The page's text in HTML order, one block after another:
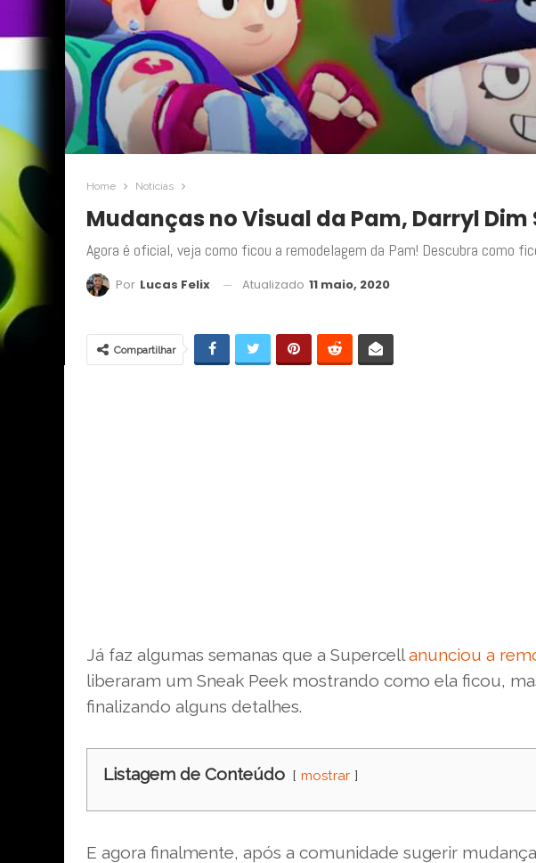
Home Noticias
Mudanças no Visual da Pam, Darryl Dim
Agora é oficial, veja como ficou a remodelagem da Pam! Descubra como
Por Lucas Felix Atualizado 11 maio, 2020
Compartilhar
Já faz algumas semanas que a Supercellanunciou a
liberaram um Sneak Peek mostrando como ela ficou,
finalizando alguns detalhes.
Listagem de Conteúdo mostrar
E agora finalmente, após a comunidade sugerir